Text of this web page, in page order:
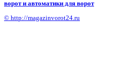
ворот и автоматики для ворот
© http://magazinvorot24.ru